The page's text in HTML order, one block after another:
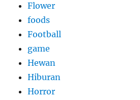
Flower
foods
Football
game
Hewan
Hiburan
Horror